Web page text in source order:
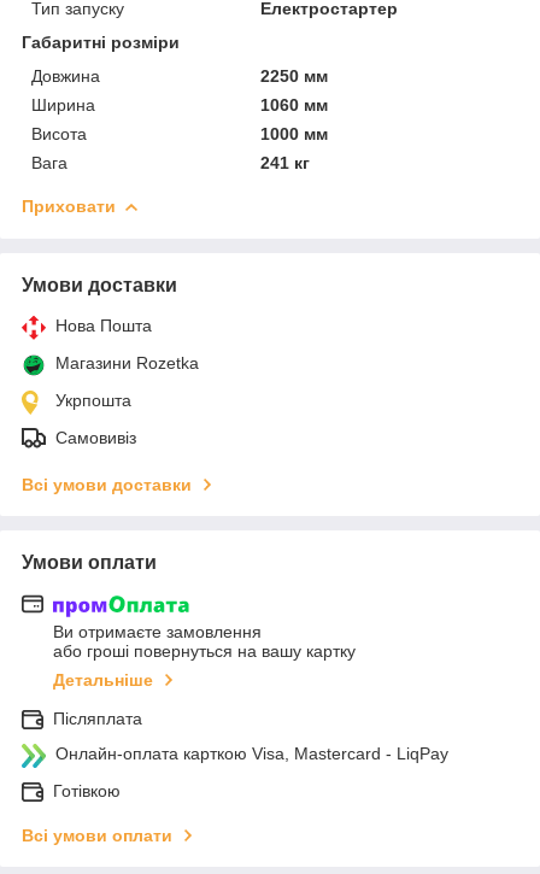
Тип запуску
Електростартер
Габаритні розміри
Довжина
2250 мм
Ширина
1060 мм
Висота
1000 мм
Вага
241 кг
Приховати
Умови доставки
Нова Пошта
Магазини Rozetka
Укрпошта
Самовивіз
Всі умови доставки
Умови оплати
Ви отримаєте замовлення
або гроші повернуться на вашу картку
Детальніше
Післяплата
Онлайн-оплата карткою Visa, Mastercard - LiqPay
Готівкою
Всі умови оплати